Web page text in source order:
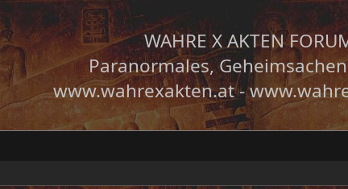
WAHRE X AKTEN
Paranormales,
www.wahrexakten.at-